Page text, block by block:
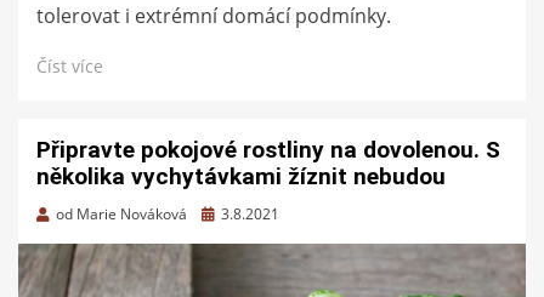
tolerovat i extrémní domácí podmínky.
Číst více
Připravte pokojové rostliny na dovolenou. S
několika vychytávkami žíznit nebudou
od Marie Nováková
Zveřejněno
3.8.2021